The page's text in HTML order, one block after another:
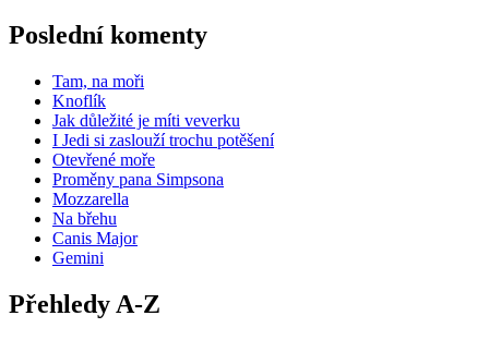
Poslední komenty
Tam, na moři
Knoflík
Jak důležité je míti veverku
I Jedi si zaslouží trochu potěšení
Otevřené moře
Proměny pana Simpsona
Mozzarella
Na břehu
Canis Major
Gemini
Přehledy A-Z